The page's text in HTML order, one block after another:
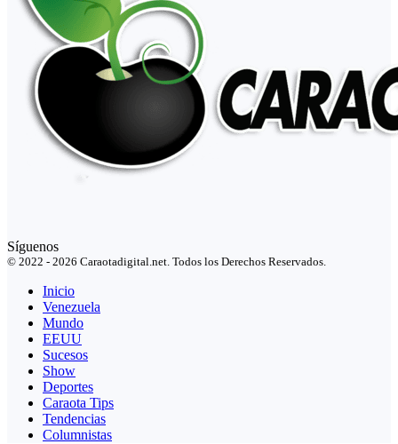
Síguenos
© 2022 - 2026 Caraotadigital.net. Todos los Derechos Reservados.
Inicio
Venezuela
Mundo
EEUU
Sucesos
Show
Deportes
Caraota Tips
Tendencias
Columnistas